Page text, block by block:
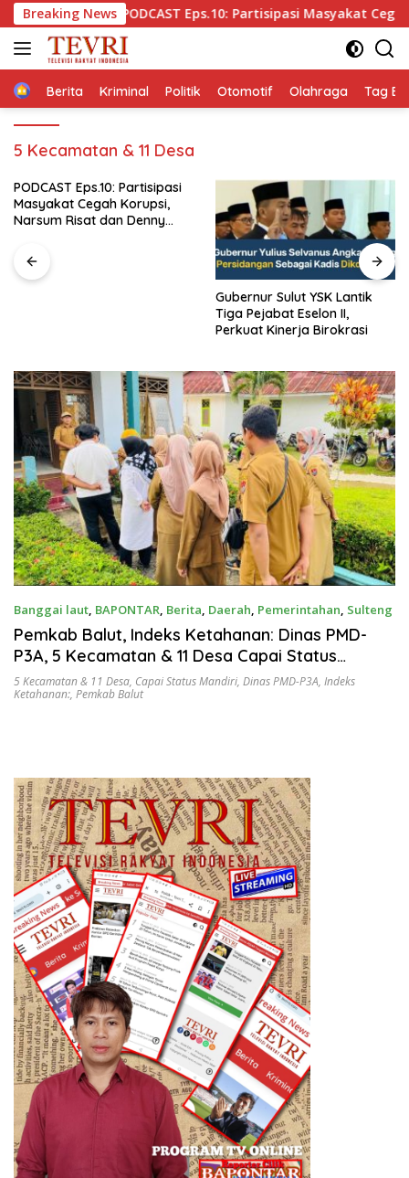
Langsung
ke
konten
Breaking News
PODCAST Eps.10: Partisipasi Masyakat Cegah
HomeBerita Kriminal Politik Otomotif Olahraga Tag
5 Kecamatan & 11 Desa
Perkuat Kinerja Birokrasi
Barisan Pembaharuan
Kabinet Bayangan
Jangan Ganggu
Banggai laut, BAPONTAR, Berita, Daerah, Pemerintahan, Sulteng
Juli 6, 2025
Pemkab Balut, Indeks Ketahanan: Dinas PMD-
P3A, 5 Kecamatan & 11 Desa Capai Status
Mandiri
5 Kecamatan & 11 Desa, Capai Status Mandiri, Dinas PMD-P3A, Indeks
Ketahanan:, Pemkab Balut